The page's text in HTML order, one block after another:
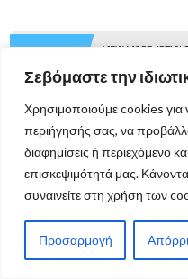
Σεβόμαστε την
Χρησιμοποιούμε cookies για
περιήγησής σας, να
διαφημίσεις ή περιεχόμενο
επισκεψιμότητά μας.
συναινείτε στη χρήση των
Προσαρμογή
ΔΙΑΦΟΡΑ VIEW MORE